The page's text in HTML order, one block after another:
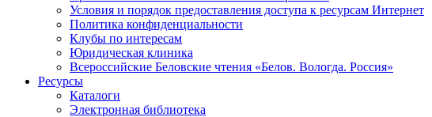
Условия и порядок предоставления доступа к ресурсам Интернет
Политика конфиденциальности
Клубы по интересам
Юридическая клиника
Всероссийские Беловские чтения «Белов. Вологда. Россия»
Ресурсы
Каталоги
Электронная библиотека